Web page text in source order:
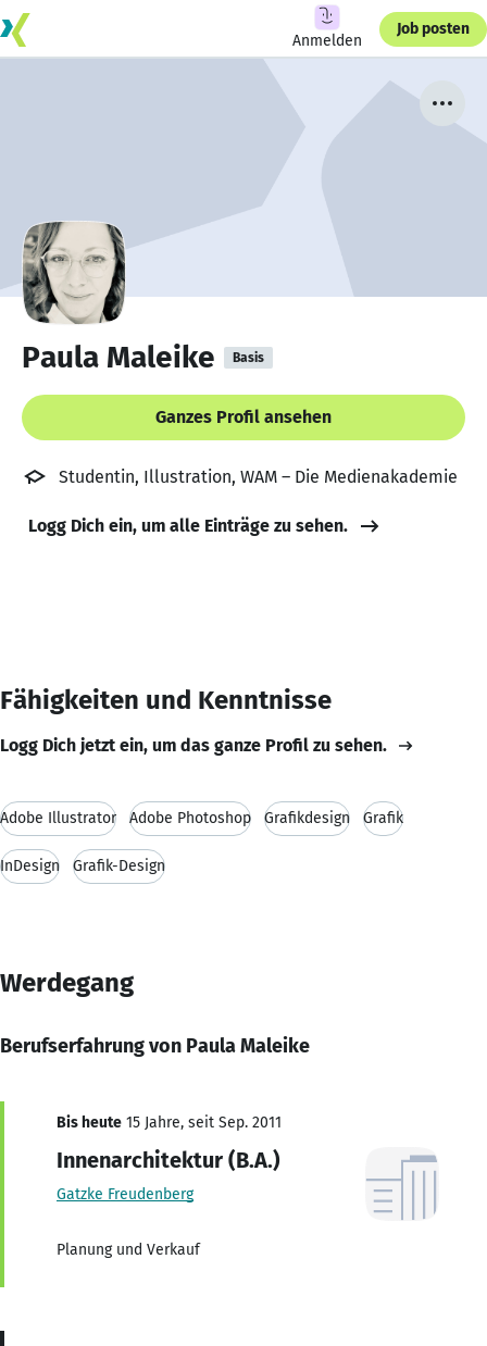
Anmelden
Job posten
Paula Maleike Basis
Ganzes Profil ansehen
Studentin, Illustration, WAM – Die Medienakademie
Logg Dich ein, um alle Einträge zu sehen.
Fähigkeiten und Kenntnisse
Logg Dich jetzt ein, um das ganze Profil zu sehen.
Adobe Illustrator Adobe Photoshop Grafikdesign Grafik
InDesign Grafik-Design
Werdegang
Berufserfahrung von Paula Maleike
Bis heute 15 Jahre, seit Sep. 2011
Innenarchitektur (B.A.)
Gatzke Freudenberg
Planung und Verkauf